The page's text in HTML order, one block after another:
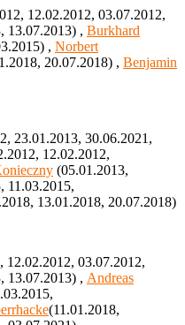
12.02.2012, 03.07.2012,
13.07.2013) , Burkhard
, Norbert
20.07.2018) , Benjamin
23.01.2013, 30.06.2021,
12.02.2012,
(05.01.2013,
11.03.2015,
13.01.2018, 20.07.2018)
12.02.2012, 03.07.2012,
13.07.2013) , Andreas
(11.01.2018,